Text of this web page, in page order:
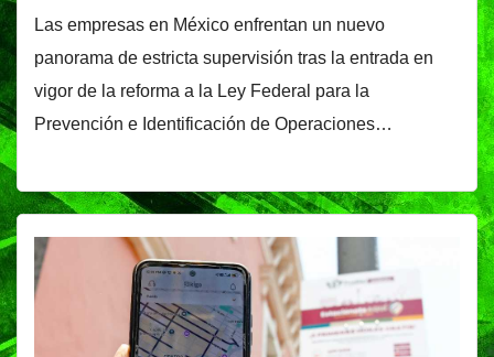
Las empresas en México enfrentan un nuevo
panorama de estricta supervisión tras la entrada en
vigor de la reforma a la Ley Federal para la
Prevención e Identificación de Operaciones…